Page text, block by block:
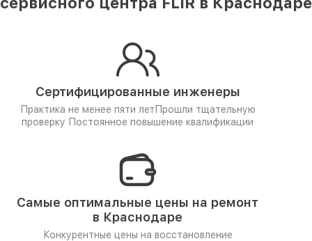
Сертифицированные инженеры
Практика не менее пяти лет Прошли тщательную
проверку Постоянное повышение квалификации
Самые оптимальные цены на ремонт
в Краснодаре
Конкурентные цены на восстановление